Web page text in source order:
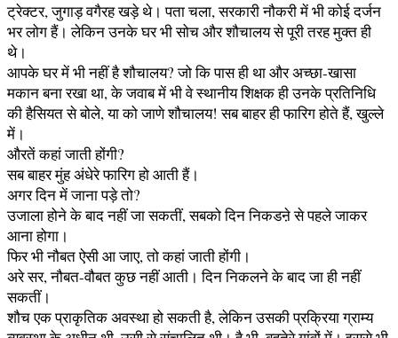
ट्रेक्टर, जुगाड़ वगैरह खड़े थे। पता चला, सरकारी नौकरी में भी कोई दर्जन
भर लोग हैं। लेकिन उनके घर भी सोच और शौचालय से पूरी तरह मुक्त ही
थे।
आपके घर में भी नहीं है शौचालय? जो कि पास ही था और अच्छा-खासा
मकान बना रखा था, के जवाब में भी वे स्थानीय शिक्षक ही उनके प्रतिनिधि
की हैसियत से बोले, या को जाणे शौचालय! सब बाहर ही फारिग होते हैं, खुल्ले
में।
औरतें कहां जाती होंगी?
सब बाहर मुंह अंधेरे फारिग हो आती हैं।
अगर दिन में जाना पड़े तो?
उजाला होने के बाद नहीं जा सकतीं, सबको दिन निकडऩे से पहले जाकर
आना होगा।
फिर भी नौबत ऐसी आ जाए, तो कहां जाती होंगी।
अरे सर, नौबत-वौबत कुछ नहीं आती। दिन निकलने के बाद जा ही नहीं
सकतीं।
शौच एक प्राकृतिक अवस्था हो सकती है, लेकिन उसकी प्रक्रिया ग्राम्य